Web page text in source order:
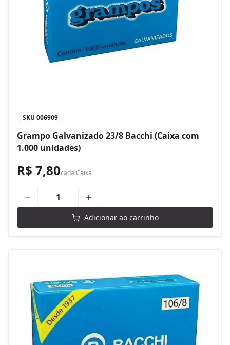
SKU 006909
Grampo Galvanizado 23/8 Bacchi (Caixa com
1.000 unidades)
R$ 7,80cada Caixa
Adicionar ao carrinho